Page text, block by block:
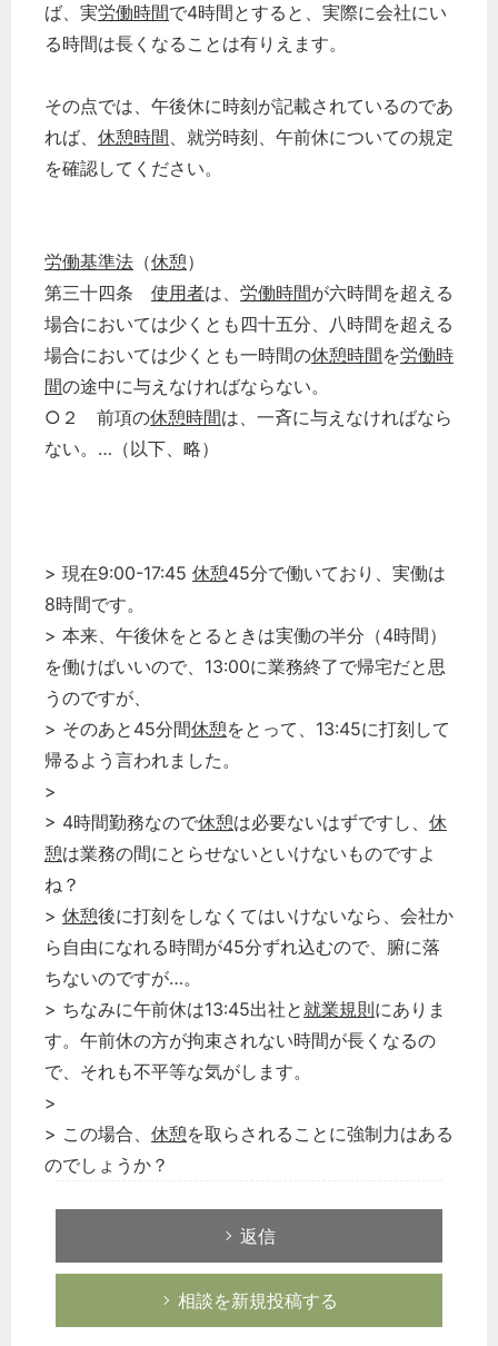
ば、実労働時間で4時間とすると、実際に会社にい
る時間は長くなることは有りえます。
その点では、午後休に時刻が記載されているのであ
れば、 休憩時間、就労時刻、午前休についての規定
を確認してください。
労働基準法 （休憩）
第三十四条 使用者は、 労働時間が六時間を超える
場合においては少くとも四十五分、八時間を超える
場合においては少くとも一時間の休憩時間を労働時
間の途中に与えなければならない。
○２ 前項の休憩時間は、一斉に与えなければなら
ない。…（以下、略）
> 現在9:00-17:45 休憩45分で働いており、実働は
8時間です。
> 本来、午後休をとるときは実働の半分（4時間）
を働けばいいので、13:00に業務終了で帰宅だと思
うのですが、
> そのあと45分間休憩をとって、13:45に打刻して
帰るよう言われました。
>
> 4時間勤務なので休憩は必要ないはずですし、 休
憩は業務の間にとらせないといけないものですよ
ね？
> 休憩後に打刻をしなくてはいけないなら、会社か
ら自由になれる時間が45分ずれ込むので、腑に落
ちないのですが…。
> ちなみに午前休は13:45出社と就業規則にありま
す。午前休の方が拘束されない時間が長くなるの
で、それも不平等な気がします。
>
> この場合、 休憩を取らされることに強制力はある
のでしょうか？
返信
相談を新規投稿する